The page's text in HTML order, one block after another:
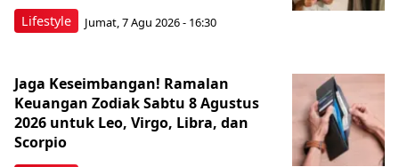
Lifestyle Jumat, 7 Agu 2026 - 16:30
Jaga Keseimbangan! Ramalan
Keuangan Zodiak Sabtu 8 Agustus
2026 untuk Leo, Virgo, Libra, dan
Scorpio